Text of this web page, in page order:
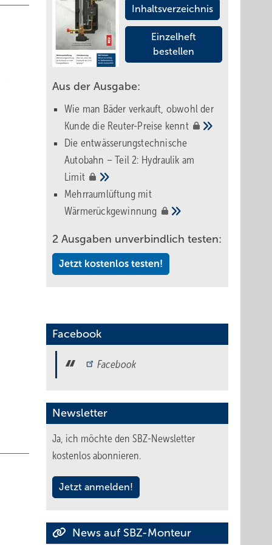
Inhaltsverzeichnis
Einzelheft
bestellen
Aus der Ausgabe:
Wie man Bäder verkauft, obwohl der
Kunde die Reuter-Preise kennt
Die entwässerungstechnische
Autobahn – Teil 2: Hydraulik am
Limit
Mehrraumlüftung mit
Wärmerückgewinnung
2 Ausgaben unverbindlich testen:
Jetzt kostenlos testen!
Facebook
Facebook
Newsletter
Ja, ich möchte den SBZ-Newsletter
kostenlos abonnieren.
Jetzt anmelden!
News auf SBZ-Monteur